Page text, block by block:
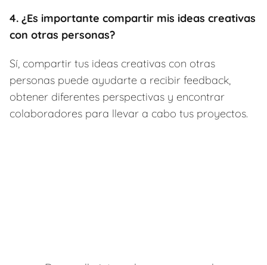
4. ¿Es importante compartir mis ideas creativas
con otras personas?
Sí, compartir tus ideas creativas con otras
personas puede ayudarte a recibir feedback,
obtener diferentes perspectivas y encontrar
colaboradores para llevar a cabo tus proyectos.